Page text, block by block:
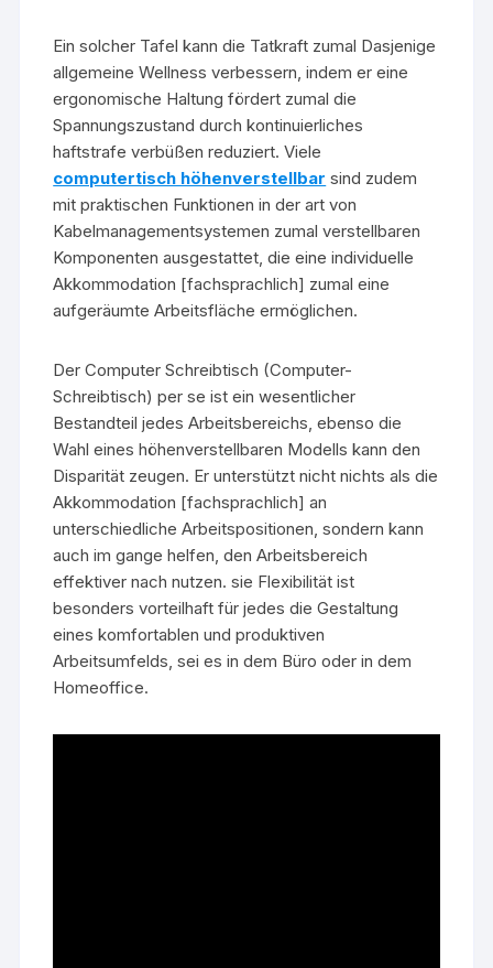
Ein solcher Tafel kann die Tatkraft zumal Dasjenige
allgemeine Wellness verbessern, indem er eine
ergonomische Haltung fördert zumal die
Spannungszustand durch kontinuierliches
haftstrafe verbüßen reduziert. Viele
computertisch höhenverstellbar sind zudem
mit praktischen Funktionen in der art von
Kabelmanagementsystemen zumal verstellbaren
Komponenten ausgestattet, die eine individuelle
Akkommodation [fachsprachlich] zumal eine
aufgeräumte Arbeitsfläche ermöglichen.
Der Computer Schreibtisch (Computer-
Schreibtisch) per se ist ein wesentlicher
Bestandteil jedes Arbeitsbereichs, ebenso die
Wahl eines höhenverstellbaren Modells kann den
Disparität zeugen. Er unterstützt nicht nichts als die
Akkommodation [fachsprachlich] an
unterschiedliche Arbeitspositionen, sondern kann
auch im gange helfen, den Arbeitsbereich
effektiver nach nutzen. sie Flexibilität ist
besonders vorteilhaft für jedes die Gestaltung
eines komfortablen und produktiven
Arbeitsumfelds, sei es in dem Büro oder in dem
Homeoffice.